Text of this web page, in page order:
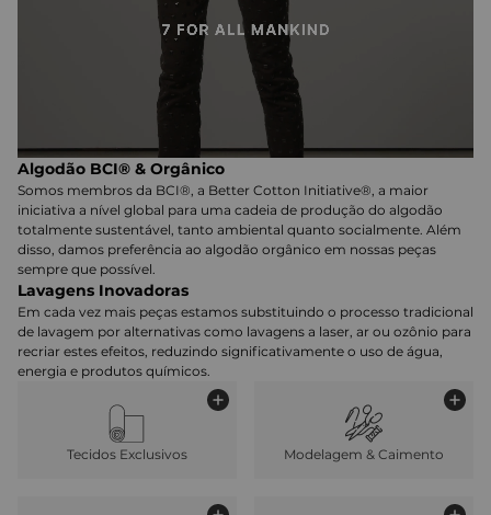
Algodão BCI® & Orgânico
Somos membros da BCI®, a Better Cotton Initiative®, a maior
iniciativa a nível global para uma cadeia de produção do algodão
totalmente sustentável, tanto ambiental quanto socialmente. Além
disso, damos preferência ao algodão orgânico em nossas peças
sempre que possível.
Lavagens Inovadoras
Em cada vez mais peças estamos substituindo o processo tradicional
de lavagem por alternativas como lavagens a laser, ar ou ozônio para
recriar estes efeitos, reduzindo significativamente o uso de água,
energia e produtos químicos.
Tecidos Exclusivos Modelagem & Caimento